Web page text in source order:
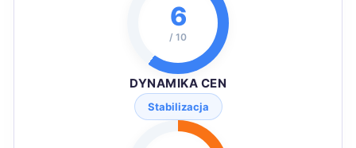
6
/ 10
DYNAMIKA CEN
Stabilizacja